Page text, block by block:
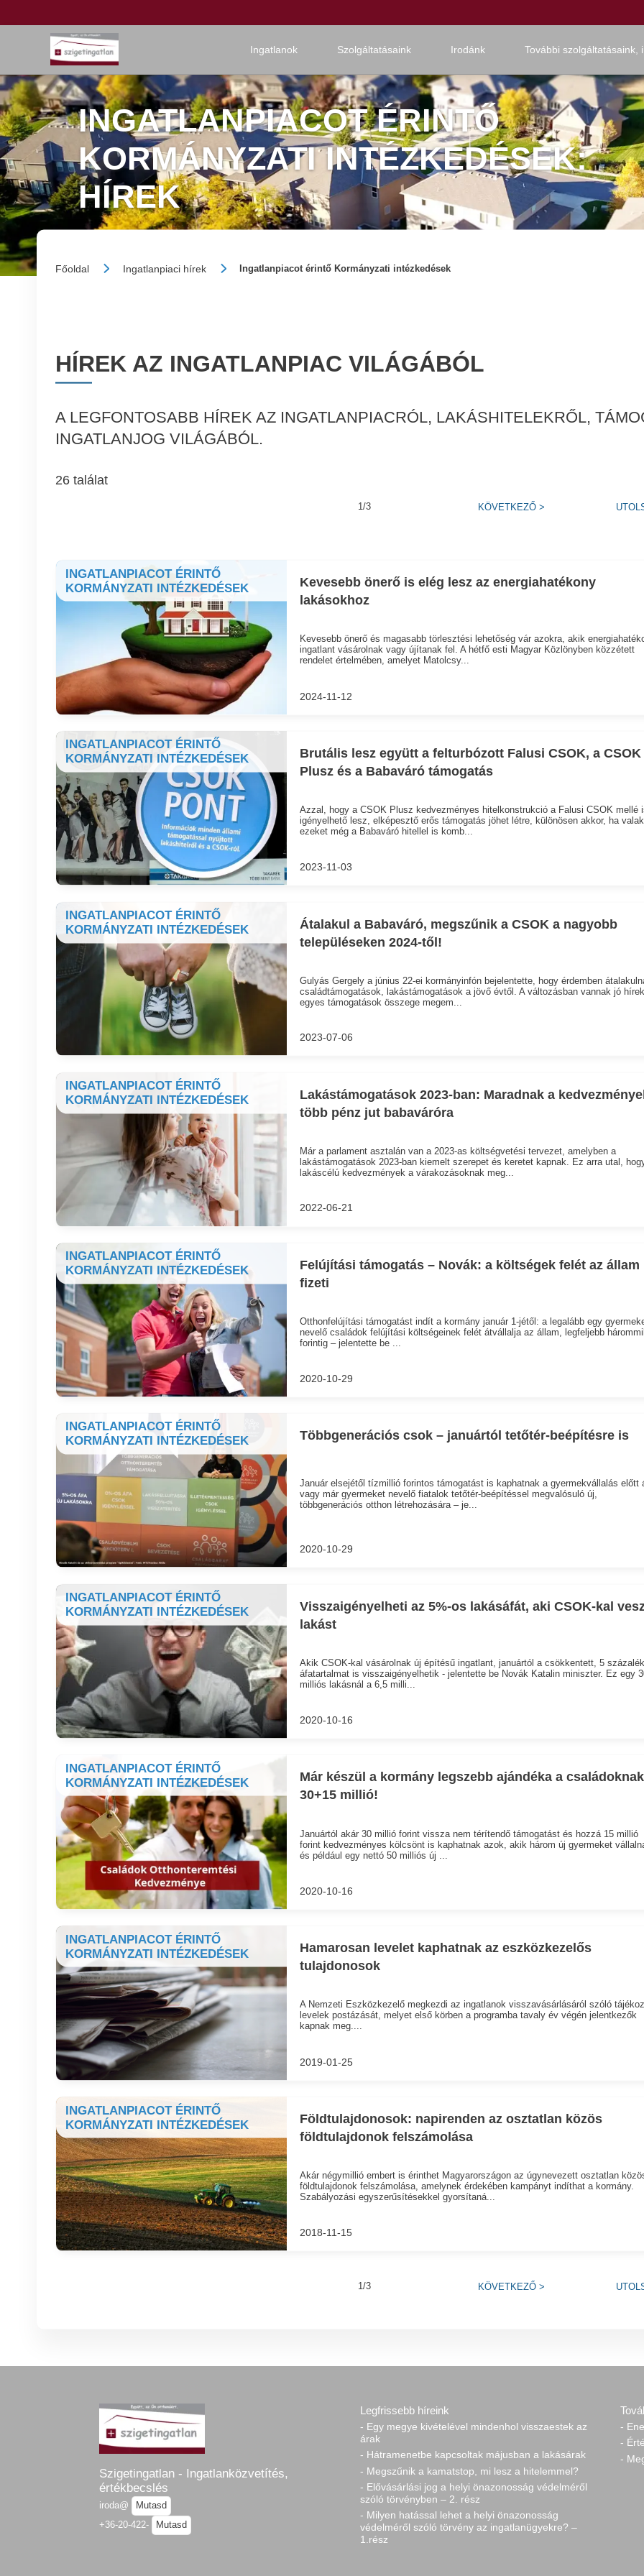
Ingatlanok Szolgáltatásaink Irodánk További szolgáltatásaink,
INGATLANPIACOT ÉRINTŐ
KORMÁNYZATI INTÉZKEDÉSEK:
HÍREK
Főoldal Ingatlanpiaci hírek Ingatlanpiacot érintő Kormányzati intézkedések
HÍREK AZ INGATLANPIAC VILÁGÁBÓL
A LEGFONTOSABB HÍREK AZ INGATLANPIACRÓL, LAKÁSHITELEKRŐL,
INGATLANJOG VILÁGÁBÓL.
26 találat
1/3 KÖVETKEZŐ>
INGATLANPIACOT ÉRINTŐ
KORMÁNYZATI INTÉZKEDÉSEK
Kevesebb önerő is elég lesz az energiahatékony
lakásokhoz
Kevesebb önerő és magasabb törlesztési lehetőség vár azokra, akik
ingatlant vásárolnak vagy újítanak fel. A hétfő esti Magyar Közlönyben közzétett
rendelet értelmében, amelyet Matolcsy...
2024-11-12
INGATLANPIACOT ÉRINTŐ
KORMÁNYZATI INTÉZKEDÉSEK
Brutális lesz együtt a felturbózott Falusi CSOK, a CSOK
Plusz és a Babaváró támogatás
Azzal, hogy a CSOK Plusz kedvezményes hitelkonstrukció a Falusi CSOK mellé
igényelhető lesz, elképesztő erős támogatás jöhet létre, különösen akkor, ha
ezeket még a Babaváró hitellel is komb...
2023-11-03
INGATLANPIACOT ÉRINTŐ
KORMÁNYZATI INTÉZKEDÉSEK
Átalakul a Babaváró, megszűnik a CSOK a nagyobb
településeken 2024-től!
Gulyás Gergely a június 22-ei kormányinfón bejelentette, hogy érdemben
családtámogatások, lakástámogatások a jövő évtől. A változásban vannak jó
egyes támogatások összege megem...
2023-07-06
INGATLANPIACOT ÉRINTŐ
KORMÁNYZATI INTÉZKEDÉSEK
Lakástámogatások 2023-ban: Maradnak a
több pénz jut babaváróra
Már a parlament asztalán van a 2023-as költségvetési tervezet, amelyben a
lakástámogatások 2023-ban kiemelt szerepet és keretet kapnak. Ez arra utal,
lakáscélú kedvezmények a várakozásoknak meg...
2022-06-21
INGATLANPIACOT ÉRINTŐ
KORMÁNYZATI INTÉZKEDÉSEK
Felújítási támogatás – Novák: a költségek felét az állam
fizeti
Otthonfelújítási támogatást indít a kormány január 1-jétől: a legalább egy
nevelő családok felújítási költségeinek felét átvállalja az állam, legfeljebb
forintig – jelentette be ...
2020-10-29
INGATLANPIACOT ÉRINTŐ
KORMÁNYZATI INTÉZKEDÉSEK
Többgenerációs csok – januártól tetőtér-beépítésre is
Január elsejétől tízmillió forintos támogatást is kaphatnak a gyermekvállalás előtt
vagy már gyermeket nevelő fiatalok tetőtér-beépítéssel megvalósuló új,
többgenerációs otthon létrehozására – je...
2020-10-29
INGATLANPIACOT ÉRINTŐ
KORMÁNYZATI INTÉZKEDÉSEK
Visszaigényelheti az 5%-os lakásáfát, aki CSOK-kal
lakást
Akik CSOK-kal vásárolnak új építésű ingatlant, januártól a csökkentett, 5
áfatartalmat is visszaigényelhetik - jelentette be Novák Katalin miniszter. Ez egy
milliós lakásnál a 6,5 milli...
2020-10-16
INGATLANPIACOT ÉRINTŐ
KORMÁNYZATI INTÉZKEDÉSEK
Már készül a kormány legszebb ajándéka a
30+15 millió!
Januártól akár 30 millió forint vissza nem térítendő támogatást és hozzá 15 millió
forint kedvezményes kölcsönt is kaphatnak azok, akik három új gyermeket
és például egy nettó 50 milliós új ...
2020-10-16
INGATLANPIACOT ÉRINTŐ
KORMÁNYZATI INTÉZKEDÉSEK
Hamarosan levelet kaphatnak az eszközkezelős
tulajdonosok
A Nemzeti Eszközkezelő megkezdi az ingatlanok visszavásárlásáról szóló
levelek postázását, melyet első körben a programba tavaly év végén jelentkezők
kapnak meg....
2019-01-25
INGATLANPIACOT ÉRINTŐ
KORMÁNYZATI INTÉZKEDÉSEK
Földtulajdonosok: napirenden az osztatlan közös
földtulajdonok felszámolása
Akár négymillió embert is érinthet Magyarországon az úgynevezett osztatlan
földtulajdonok felszámolása, amelynek érdekében kampányt indíthat a kormány.
Szabályozási egyszerűsítésekkel gyorsítaná...
2018-11-15
1/3 KÖVETKEZŐ>
Szigetingatlan - Ingatlanközvetítés,
értékbecslés
iroda@
Mutasd
+36-20-422-
Mutasd
Legfrissebb híreink
- Egy megye kivételével mindenhol visszaestek az
árak
- Hátramenetbe kapcsoltak májusban a lakásárak
- Megszűnik a kamatstop, mi lesz a hitelemmel?
- Elővásárlási jog a helyi önazonosság védelméről
szóló törvényben – 2. rész
- Milyen hatással lehet a helyi önazonosság
védelméről szóló törvény az ingatlanügyekre? –
1.rész
-
-
-